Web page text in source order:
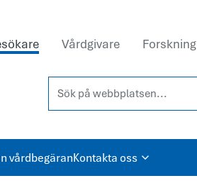
Vårdgivare Forskning
Sök på webbplatsen...
vårdbegäranKontakta oss